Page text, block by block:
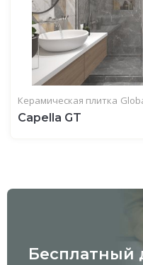
Керамическая плитка
Capella GT
Бесплатный